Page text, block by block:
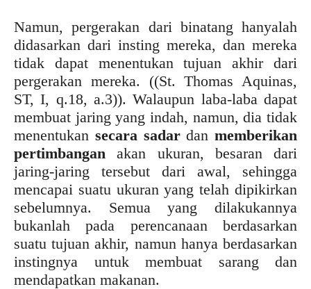
Namun, pergerakan dari binatang hanyalah
didasarkan dari insting mereka, dan mereka
tidak dapat menentukan tujuan akhir dari
pergerakan mereka. ((St. Thomas Aquinas,
ST, I, q.18, a.3)). Walaupun laba-laba dapat
membuat jaring yang indah, namun, dia tidak
menentukan secara sadardan memberikan
pertimbangan akan ukuran, besaran dari
jaring-jaring tersebut dari awal, sehingga
mencapai suatu ukuran yang telah dipikirkan
sebelumnya. Semua yang dilakukannya
bukanlah pada perencanaan berdasarkan
suatu tujuan akhir, namun hanya berdasarkan
instingnya untuk membuat sarang dan
mendapatkan makanan.